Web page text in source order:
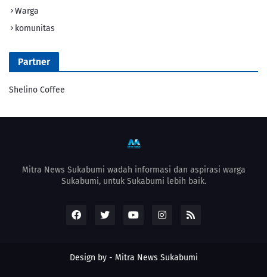
Warga
komunitas
Partner
Shelino Coffee
Mitra News Sukabumi wadah informasi dan aspirasi warga
Sukabumi, untuk Sukabumi lebih baik.
Design by - Mitra News Sukabumi